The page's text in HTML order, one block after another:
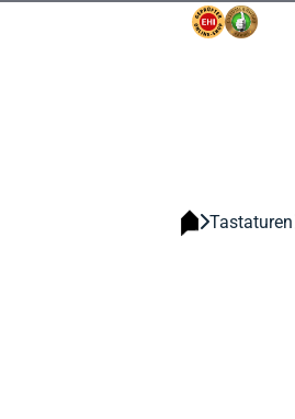
Tastaturen